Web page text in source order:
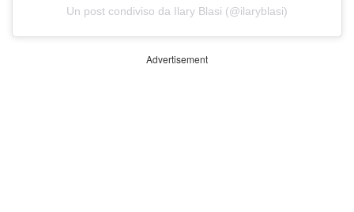
Un post condiviso da Ilary Blasi (@ilaryblasi)
Advertisement